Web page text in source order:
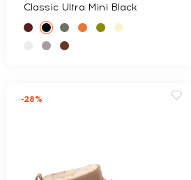
Classic Ultra Mini Black
-28%